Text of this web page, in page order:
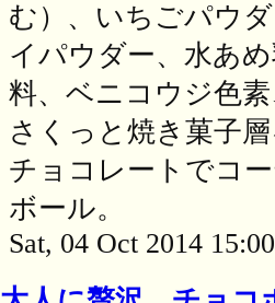
む）、いちごパウ
イパウダー、水あ
料、ベニコウジ色
さくっと焼き菓子
チョコレートでコ
ボール。
Sat, 04 Oct 2014